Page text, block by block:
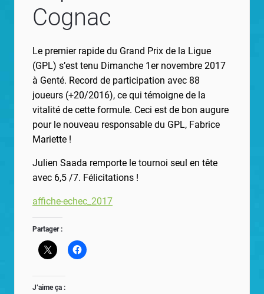
Cognac
Le premier rapide du Grand Prix de la Ligue
(GPL) s’est tenu Dimanche 1er novembre 2017
à Genté. Record de participation avec 88
joueurs (+20/2016), ce qui témoigne de la
vitalité de cette formule. Ceci est de bon augure
pour le nouveau responsable du GPL, Fabrice
Mariette !
Julien Saada remporte le tournoi seul en tête
avec 6,5 /7. Félicitations !
affiche-echec_2017
Partager :
J’aime ça :